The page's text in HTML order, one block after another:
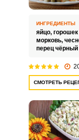
ИНГРЕДИЕНТЫ
яйцо,
морковь,
перец
СМОТРЕТЬ